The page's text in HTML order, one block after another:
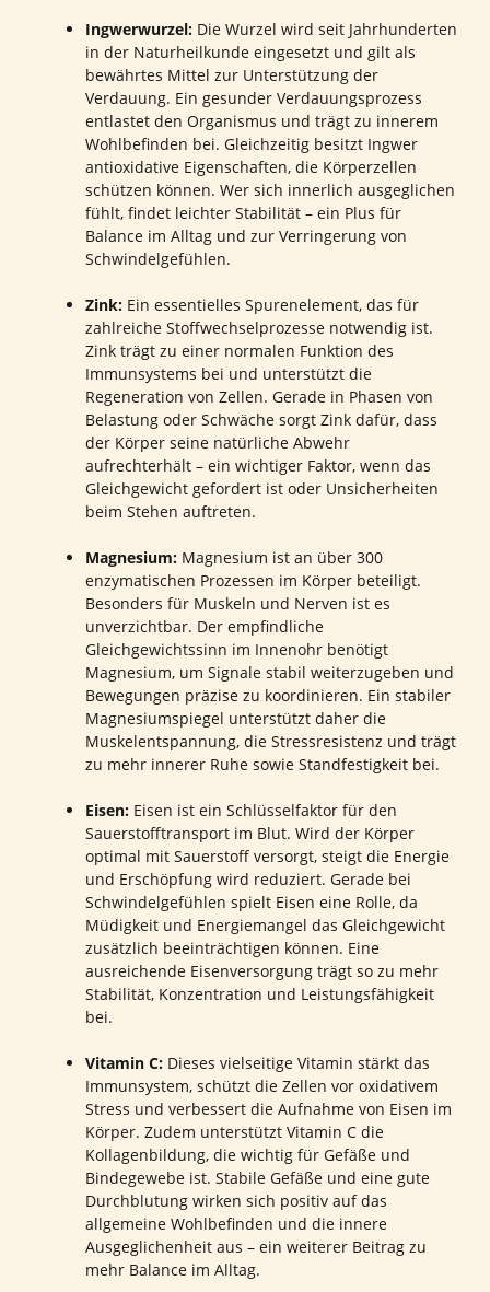
Ingwerwurzel: Die Wurzel wird seit Jahrhunderten
in der Naturheilkunde eingesetzt und gilt als
bewährtes Mittel zur Unterstützung der
Verdauung. Ein gesunder Verdauungsprozess
entlastet den Organismus und trägt zu innerem
Wohlbefinden bei. Gleichzeitig besitzt Ingwer
antioxidative Eigenschaften, die Körperzellen
schützen können. Wer sich innerlich ausgeglichen
fühlt, findet leichter Stabilität – ein Plus für
Balance im Alltag und zur Verringerung von
Schwindelgefühlen.
Zink: Ein essentielles Spurenelement, das für
zahlreiche Stoffwechselprozesse notwendig ist.
Zink trägt zu einer normalen Funktion des
Immunsystems bei und unterstützt die
Regeneration von Zellen. Gerade in Phasen von
Belastung oder Schwäche sorgt Zink dafür, dass
der Körper seine natürliche Abwehr
aufrechterhält – ein wichtiger Faktor, wenn das
Gleichgewicht gefordert ist oder Unsicherheiten
beim Stehen auftreten.
Magnesium: Magnesium ist an über 300
enzymatischen Prozessen im Körper beteiligt.
Besonders für Muskeln und Nerven ist es
unverzichtbar. Der empfindliche
Gleichgewichtssinn im Innenohr benötigt
Magnesium, um Signale stabil weiterzugeben und
Bewegungen präzise zu koordinieren. Ein stabiler
Magnesiumspiegel unterstützt daher die
Muskelentspannung, die Stressresistenz und trägt
zu mehr innerer Ruhe sowie Standfestigkeit bei.
Eisen: Eisen ist ein Schlüsselfaktor für den
Sauerstofftransport im Blut. Wird der Körper
optimal mit Sauerstoff versorgt, steigt die Energie
und Erschöpfung wird reduziert. Gerade bei
Schwindelgefühlen spielt Eisen eine Rolle, da
Müdigkeit und Energiemangel das Gleichgewicht
zusätzlich beeinträchtigen können. Eine
ausreichende Eisenversorgung trägt so zu mehr
Stabilität, Konzentration und Leistungsfähigkeit
bei.
Vitamin C: Dieses vielseitige Vitamin stärkt das
Immunsystem, schützt die Zellen vor oxidativem
Stress und verbessert die Aufnahme von Eisen im
Körper. Zudem unterstützt Vitamin C die
Kollagenbildung, die wichtig für Gefäße und
Bindegewebe ist. Stabile Gefäße und eine gute
Durchblutung wirken sich positiv auf das
allgemeine Wohlbefinden und die innere
Ausgeglichenheit aus – ein weiterer Beitrag zu
mehr Balance im Alltag.